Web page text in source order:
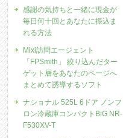
感謝の気持ちと一緒に現金が
毎日何十回とあなたに振込ま
れる方法
Mixi訪問エージェント
「FPSmith」 絞り込んだター
ゲット層をあなたのページへ
まとめて誘導するソフト
ナショナル 525L 6ドア ノンフ
ロン冷蔵庫コンパクトBiG NR-
F530XV-T